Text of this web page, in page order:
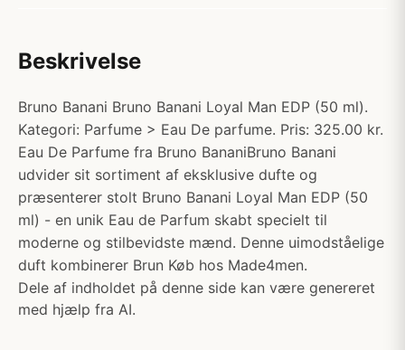
Beskrivelse
Bruno Banani Bruno Banani Loyal Man EDP (50 ml).
Kategori: Parfume > Eau De parfume. Pris: 325.00 kr.
Eau De Parfume fra Bruno BananiBruno Banani
udvider sit sortiment af eksklusive dufte og
præsenterer stolt Bruno Banani Loyal Man EDP (50
ml) - en unik Eau de Parfum skabt specielt til
moderne og stilbevidste mænd. Denne uimodståelige
duft kombinerer Brun Køb hos Made4men.
Dele af indholdet på denne side kan være genereret
med hjælp fra AI.